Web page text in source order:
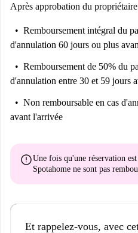
Après approbation du
Remboursement intégral du
d'annulation 60 jours ou plus
Remboursement de 50% du
d'annulation entre 30 et 59 jours
Non remboursable en cas
avant l'arrivée
errorUne fois qu'une réservation
Spotahome ne sont pas
Et rappelez-vous, avec